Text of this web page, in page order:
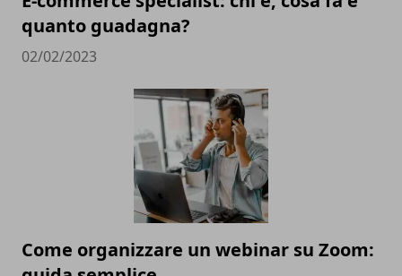
quanto guadagna?
02/02/2023
Come organizzare un webinar su Zoom: